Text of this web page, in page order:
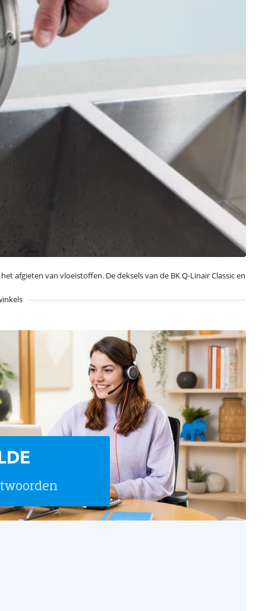
afgieten van vloeistoffen. De deksels van de BK Q-Linair Classic en